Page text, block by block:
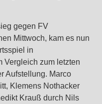
gegen FV
Mittwoch, kam es nun
in
Vergleich zum letzten
Aufstellung. Marco
Klemens Nothacker
Krauß durch Nils